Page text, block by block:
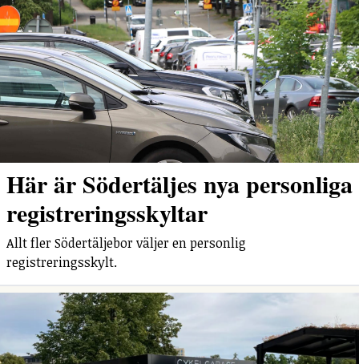
Här är Södertäljes nya personliga
registreringsskyltar
Allt fler Södertäljebor väljer en personlig
registreringsskylt.